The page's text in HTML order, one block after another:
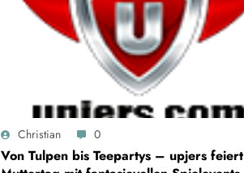
Christian 0
Von Tulpen bis Teepartys – upjers feiert